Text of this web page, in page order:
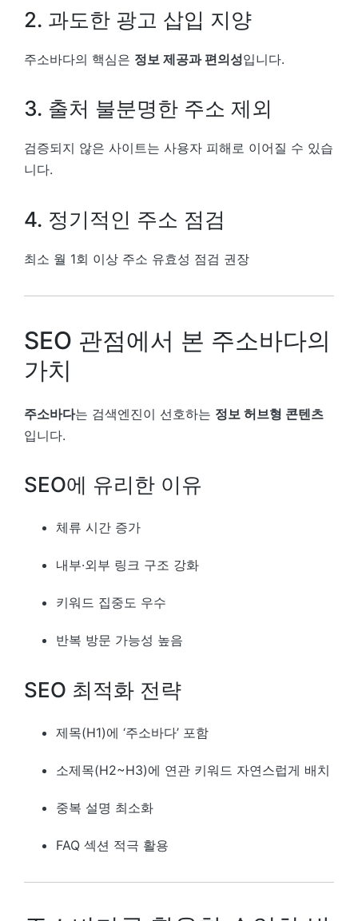
2. 과도한 광고 삽입 지양
주소바다의 핵심은 정보 제공과 편의성입니다.
3. 출처 불분명한 주소 제외
검증되지 않은 사이트는 사용자 피해로 이어질 수 있습
니다.
4. 정기적인 주소 점검
최소 월 1회 이상 주소 유효성 점검 권장
SEO 관점에서 본 주소바다의
가치
주소바다는 검색엔진이 선호하는 정보 허브형 콘텐츠
입니다.
SEO에 유리한 이유
체류 시간 증가
내부·외부 링크 구조 강화
키워드 집중도 우수
반복 방문 가능성 높음
SEO 최적화 전략
제목(H1)에 ‘주소바다’ 포함
소제목(H2~H3)에 연관 키워드 자연스럽게 배치
중복 설명 최소화
FAQ 섹션 적극 활용